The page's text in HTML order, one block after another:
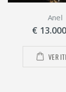
Anel
€
VER